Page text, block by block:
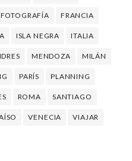
FOTOGRAFÍA FRANCIA
ISLA NEGRA ITALIA
MENDOZA MILÁN
PARÍS PLANNING
ROMA SANTIAGO
VENECIA VIAJAR